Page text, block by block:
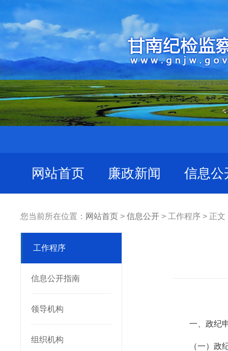
网站首页 廉政新闻 信息公
您当前所在位置： 网站首页 > 信息公开 > 工作程序 > 正文
工作程序
信息公开指南
领导机构
组织机构
一、政纪
（一）政